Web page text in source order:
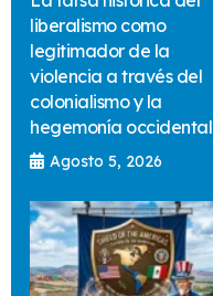
liberalismo como
legitimador de la
violencia a través del
colonialismo y la
hegemonía occidental
Agosto 5, 2026